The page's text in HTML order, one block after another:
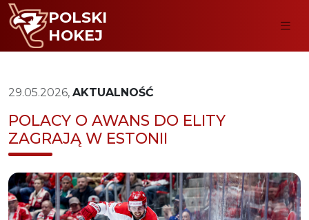
POLSKI
HOKEJ
29.05.2026, AKTUALNOŚĆ
POLACY O AWANS DO ELITY
ZAGRAJĄ W ESTONII